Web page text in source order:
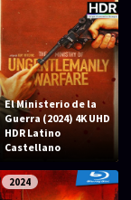
El Ministerio de la
Guerra (2024) 4K UHD
HDR Latino
Castellano
2024